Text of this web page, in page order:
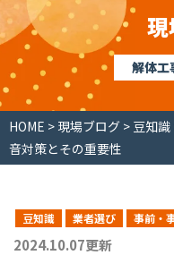
解体工
HOME > 現場ブログ > 豆知識
音対策とその重要性
豆知識 業者選び 事前・
2024.10.07更新